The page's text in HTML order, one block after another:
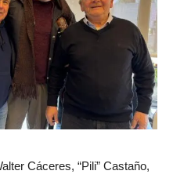
Cáceres, “Pili” Castaño,